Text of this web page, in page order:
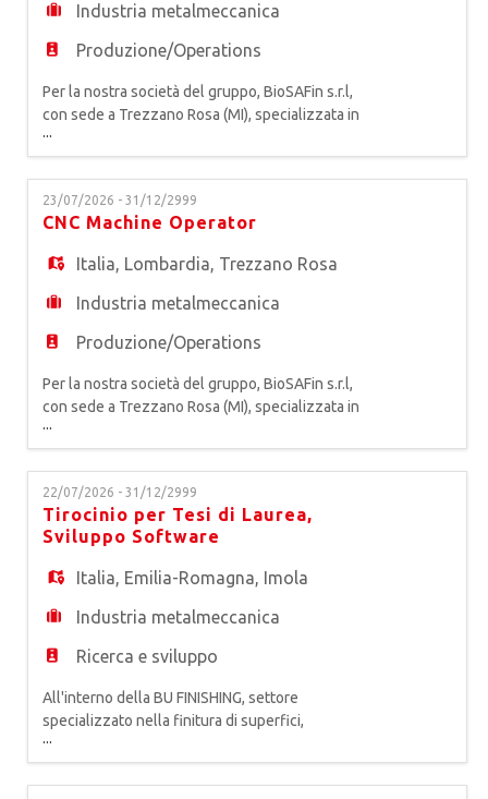
Industria metalmeccanica
Produzione/Operations
Per la nostra società del gruppo, BioSAFin s.r.l,
con sede a Trezzano Rosa (MI), specializzata in
produzione e vendita di dispositivi medici per
Implantologia e Chirurgia Orale, siamo alla ricerca
di un* CNC MACHINE COORDINATOR La risorsa
avrà la responsabilità della gestione complessiva
del reparto di lavorazioni a controllo numerico per
...
23/07/2026 - 31/12/2999
CNC Machine Operator
Italia, Lombardia, Trezzano Rosa
Industria metalmeccanica
Produzione/Operations
Per la nostra società del gruppo, BioSAFin s.r.l,
con sede a Trezzano Rosa (MI), specializzata in
produzione e vendita di dispositivi medici per
Implantologia e Chirurgia Orale, siamo alla ricerca
di un* CNC MACHINE OPERATOR Riportando al
responsabile, si occupa della gestione dei torni
CNC per produrre componenti meccanici di
precisione garant
...
22/07/2026 - 31/12/2999
Tirocinio per Tesi di Laurea,
Sviluppo Software
Italia, Emilia-Romagna, Imola
Industria metalmeccanica
Ricerca e sviluppo
All'interno della BU FINISHING, settore
specializzato nella finitura di superfici,
produttore di macchine e impianti di verniciatura,
stampa digitale industriale, decorazione e
ricopertura, con progetti "chiavi in mano" per il
...